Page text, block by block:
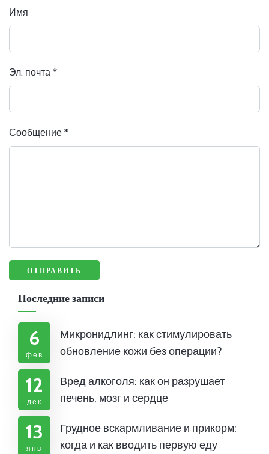
Имя
Эл. почта *
Сообщение *
Последние записи
6
фев
Микронидлинг: как стимулировать
обновление кожи без операции?
12
дек
Вред алкоголя: как он разрушает
печень, мозг и сердце
13
янв
Грудное вскармливание и прикорм:
когда и как вводить первую еду